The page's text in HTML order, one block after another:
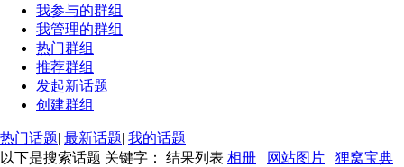
我参与的群组
我管理的群组
热门群组
推荐群组
发起新话题
创建群组
热门话题| 最新话题| 我的话题
以下是搜索话题 关键字： 结果列表 相册 网站图片
狸窝宝典